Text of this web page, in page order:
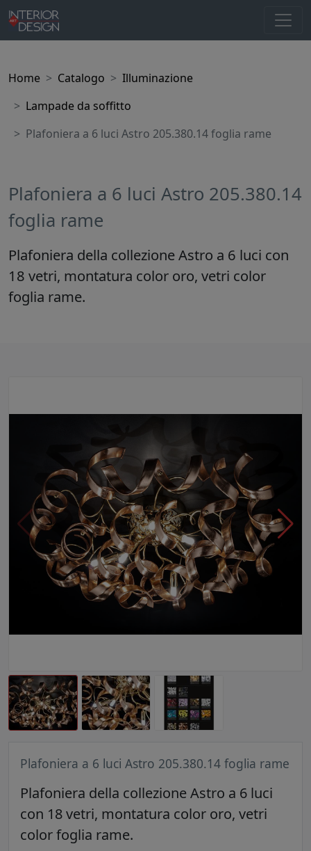
Home Catalogo
Illuminazione
Lampade da soffitto
Plafoniera a 6 luci Astro 205.380.14 foglia rame
Plafoniera a 6 luci Astro 205.380.14
foglia rame
Plafoniera della collezione Astro a 6 luci con
18 vetri, montatura color oro, vetri color
foglia rame.
Plafoniera a 6 luci Astro 205.380.14 foglia rame
Plafoniera della collezione Astro a 6 luci
con 18 vetri, montatura color oro, vetri
color foglia rame.